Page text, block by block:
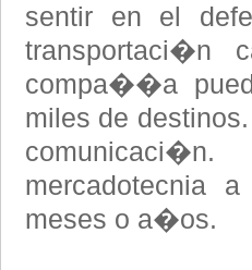
sentir en el
transportaci�n
compa��a
miles de
mercadotecnia
meses o a�os.